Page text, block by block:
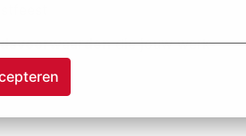
die jouw werk-